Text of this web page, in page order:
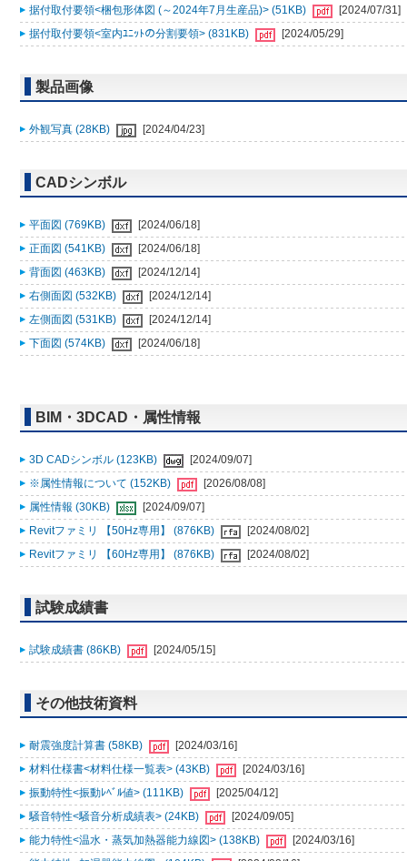
据付取付要領<梱包形体図 (～2024年7月生産品)> (51KB)
[2024/07/31]
据付取付要領<室内ﾕﾆｯﾄの分割要領> (831KB)
[2024/05/29]
製品画像
外観写真 (28KB) [2024/04/23]
CADシンボル
平面図 (769KB)
[2024/06/18]
正面図 (541KB)
[2024/06/18]
背面図 (463KB)
[2024/12/14]
右側面図 (532KB)
[2024/12/14]
左側面図 (531KB)
[2024/12/14]
下面図 (574KB)
[2024/06/18]
BIM・3DCAD・属性情報
3D CADシンボル (123KB)
[2024/09/07]
※属性情報について (152KB)
[2026/08/08]
属性情報 (30KB)
[2024/09/07]
Revitファミリ 【50Hz専用】 (876KB)
[2024/08/02]
Revitファミリ 【60Hz専用】 (876KB)
[2024/08/02]
試験成績書
試験成績書 (86KB) [2024/05/15]
その他技術資料
耐震強度計算書 (58KB)
[2024/03/16]
材料仕様書<材料仕様一覧表> (43KB)
[2024/03/16]
振動特性<振動ﾚﾍﾞﾙ値> (111KB)
[2025/04/12]
騒音特性<騒音分析成績表> (24KB)
[2024/09/05]
能力特性<温水・蒸気加熱器能力線図> (138KB)
[2024/03/16]